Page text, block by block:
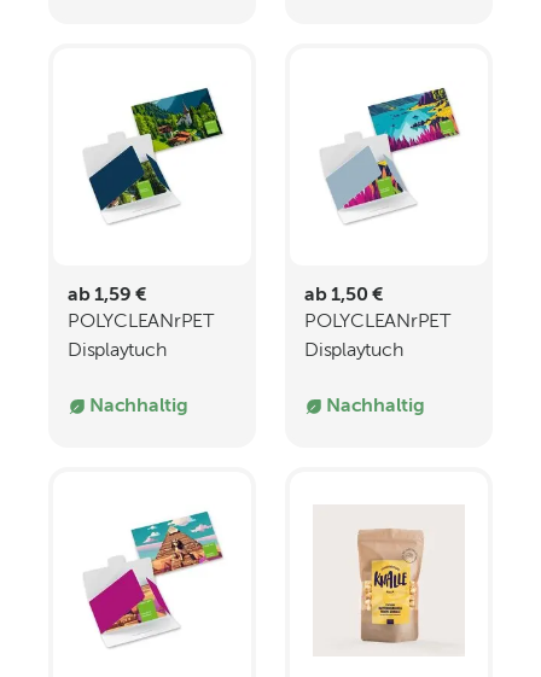
ab 1,59 €
POLYCLEANrPET
Displaytuch
Nachhaltig
ab 1,50 €
POLYCLEANrPET
Displaytuch
Nachhaltig